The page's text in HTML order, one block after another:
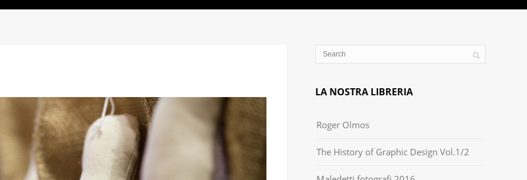
LA NOSTRA LIBRERIA
Roger Olmos
The History of Graphic Design Vol.1/2